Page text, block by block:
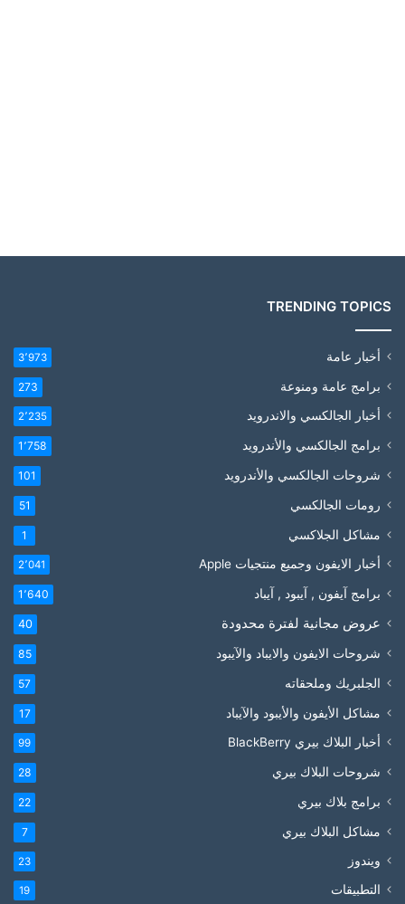
TRENDING TOPICS
أخبار عامة 3٬973
برامج عامة ومنوعة 273
أخبار الجالكسي والاندرويد 2٬235
برامج الجالكسي والأندرويد 1٬758
شروحات الجالكسي والأندرويد 101
رومات الجالكسي 51
مشاكل الجلاكسي 1
أخبار الايفون وجميع منتجيات Apple 2٬041
برامج آيفون , آيبود , آيباد 1٬640
عروض مجانية لفترة محدودة 40
شروحات الايفون والايباد والآيبود 85
الجلبريك وملحقاته 57
مشاكل الأيفون والأيبود والآيباد 17
أخبار البلاك بيري BlackBerry 99
شروحات البلاك بيري 28
برامج بلاك بيري 22
مشاكل البلاك بيري 7
ويندوز 23
التطبيقات 19